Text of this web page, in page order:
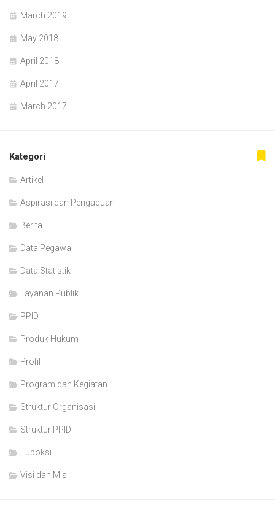
March 2019
May 2018
April 2018
April 2017
March 2017
Kategori
Artikel
Aspirasi dan Pengaduan
Berita
Data Pegawai
Data Statistik
Layanan Publik
PPID
Produk Hukum
Profil
Program dan Kegiatan
Struktur Organisasi
Struktur PPID
Tupoksi
Visi dan Misi